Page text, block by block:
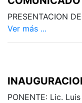
PRESENTACION
Ver más ...
PONENTE: Lic.